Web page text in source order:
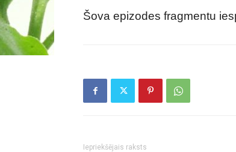
Šova epizodes fragmentu
Iepriekšējais raksts